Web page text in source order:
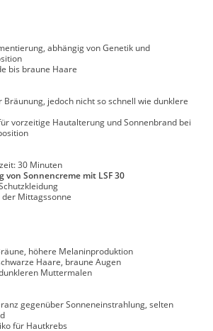
abhängig von Genetik und
bis braune Haare
Bräunung, jedoch nicht so schnell wie dunklere
vorzeitige Hautalterung und Sonnenbrand bei
30 Minuten
von Sonnencreme mit LSF 30
Mittagssonne
höhere Melaninproduktion
Haare, braune Augen
Muttermalen
gegenüber Sonneneinstrahlung, selten
für Hautkrebs